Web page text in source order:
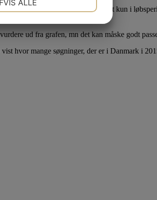
Tilsvarende er det meget naturligt kun i
ud fra grafen, mn det kan måske godt
hvor mange søgninger, der er i Danmark i
STATISTIK
ALLE